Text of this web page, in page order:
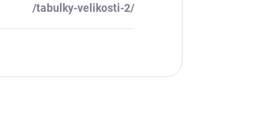
/tabulky-velikosti-2/